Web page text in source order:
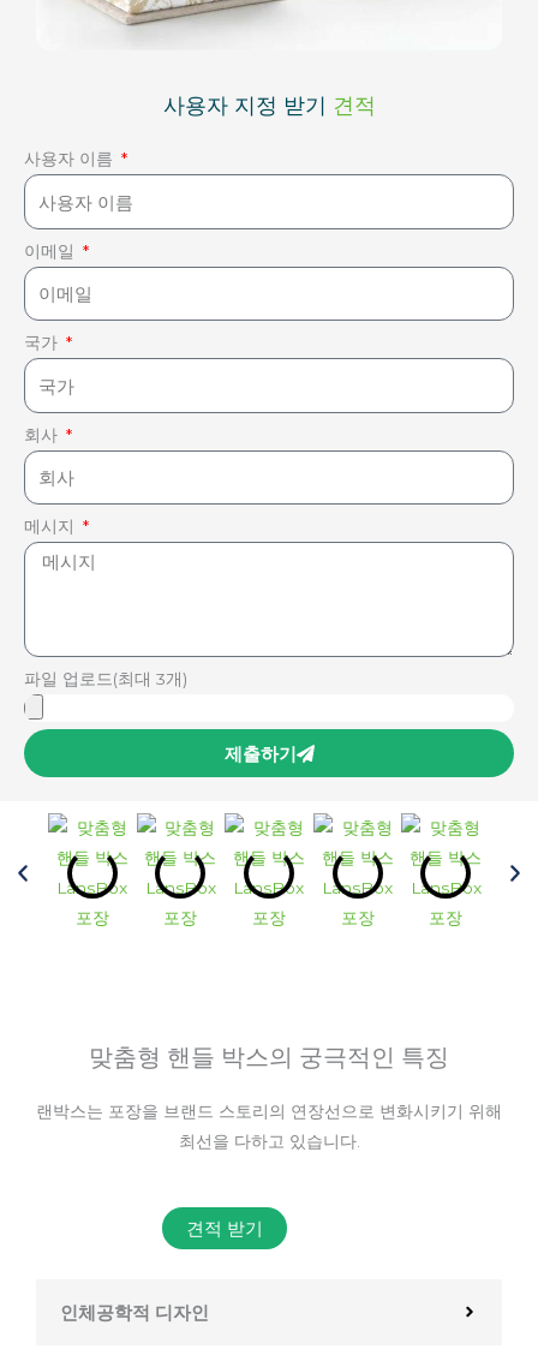
사용자 지정 받기 견적
사용자 이름
이메일
국가
회사
메시지
파일 업로드(최대 3개)
제출하기
맞춤형 핸들 박스의 궁극적인 특징
랜박스는 포장을 브랜드 스토리의 연장선으로 변화시키기 위해
최선을 다하고 있습니다.
견적 받기
인체공학적 디자인